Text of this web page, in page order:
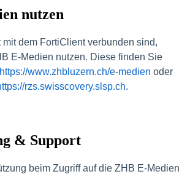
nutzen
dem FortiClient verbunden sind,
E-Medien nutzen. Diese finden Sie
https://www.zhbluzern.ch/e-medien oder
rzs.swisscovery.slsp.ch.
& Support
beim Zugriff auf die ZHB E-Medien